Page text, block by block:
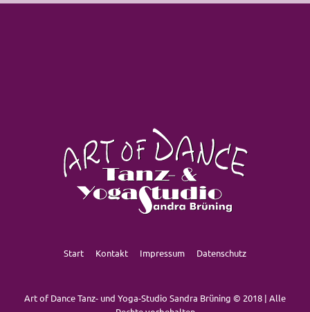
Start Kontakt Impressum Datenschutz
Art of Dance Tanz- und Yoga-Studio Sandra Brüning © 2018 | Alle